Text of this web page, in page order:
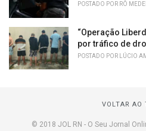
POSTADO POR RÔ
“Operação
por tráfico de
POSTADO POR LÚCIO
VOLTAR AO
© 2018 JOL RN - O Seu Jornal